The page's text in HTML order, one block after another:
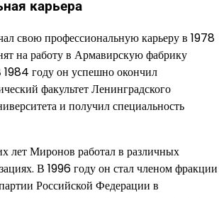
карьера
свою профессиональную карьеру в 1978
на работу в Армавирскую фабрику
году он успешно окончил
факультет Ленинградского
и получил специальность
лет Миронов работал в различных
В 1996 году он стал членом фракции
Российской Федерации в